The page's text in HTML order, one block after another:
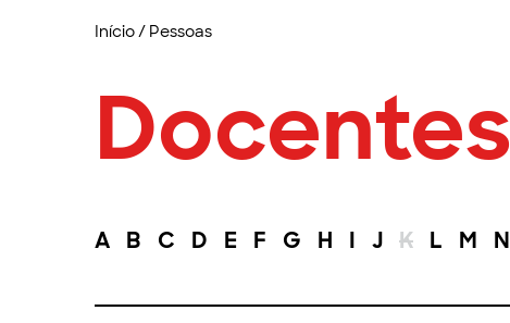
Início/ Pessoas
Docentes
A B C D E F G H I J K L M N